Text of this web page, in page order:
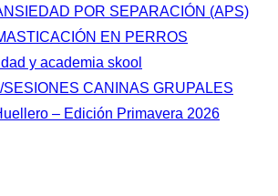
POR SEPARACIÓN (APS)
EN PERROS
y academia skool
SESIONES CANINAS GRUPALES
– Edición Primavera 2026